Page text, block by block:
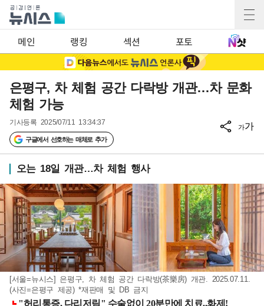
메인 랭킹 섹션 포토
은평구, 차 체험 공간 다락방 개관…차 문화
체험 가능
기사등록 2025/07/11 13:34:37
구글에서 선호하는 매체로 추가
가가
오는 18일 개관…차 체험 행사
[서울=뉴시스] 은평구, 차 체험 공간 다락방(茶樂房) 개관. 2025.07.11.
(사진=은평구 제공) *재판매 및 DB 금지